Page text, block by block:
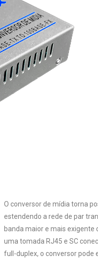
O conversor de mídia torna
estendendo a rede de par
banda maior e mais exigente
uma tomada RJ45 e SC
full-duplex, o conversor pode